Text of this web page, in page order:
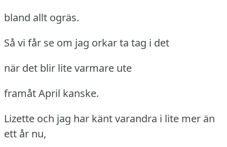
bland allt ogräs.
Så vi får se om jag orkar ta tag i det
när det blir lite varmare ute
framåt April kanske.
Lizette och jag har känt varandra i lite mer än
ett år nu,